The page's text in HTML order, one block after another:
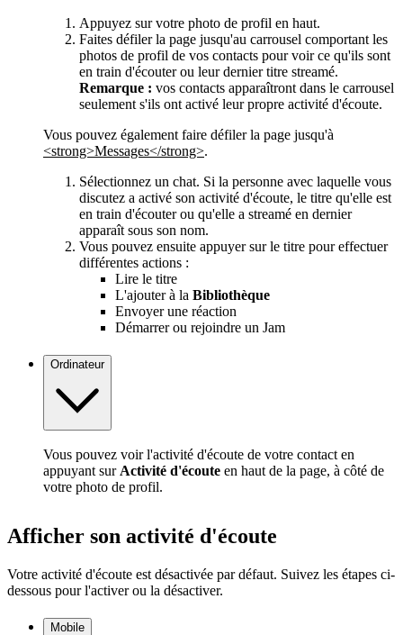
Appuyez sur votre photo de profil en haut.
Faites défiler la page jusqu'au carrousel comportant les
photos de profil de vos contacts pour voir ce qu'ils sont
en train d'écouter ou leur dernier titre streamé.
Remarque : vos contacts apparaîtront dans le carrousel
seulement s'ils ont activé leur propre activité d'écoute.
Vous pouvez également faire défiler la page jusqu'à
<strong>Messages</strong>.
Sélectionnez un chat. Si la personne avec laquelle vous
discutez a activé son activité d'écoute, le titre qu'elle est
en train d'écouter ou qu'elle a streamé en dernier
apparaît sous son nom.
Vous pouvez ensuite appuyer sur le titre pour effectuer
différentes actions :
Lire le titre
L'ajouter à la Bibliothèque
Envoyer une réaction
Démarrer ou rejoindre un Jam
Ordinateur
Vous pouvez voir l'activité d'écoute de votre contact en
appuyant sur Activité d'écoute en haut de la page, à côté de
votre photo de profil.
Afficher son activité d'écoute
Votre activité d'écoute est désactivée par défaut. Suivez les étapes ci-
dessous pour l'activer ou la désactiver.
Mobile